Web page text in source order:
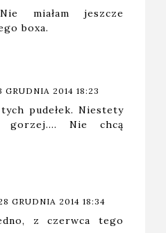
miałam jeszcze
boxa.
GRUDNIA 2014 18:23
pudełek. Niestety
gorzej.... Nie chcą
GRUDNIA 2014 18:34
z czerwca tego